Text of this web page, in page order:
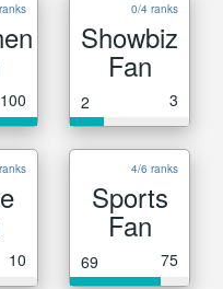
100
0/4 ranks
Showbiz
Fan
2 3
10
4/6 ranks
Sports
Fan
69 75